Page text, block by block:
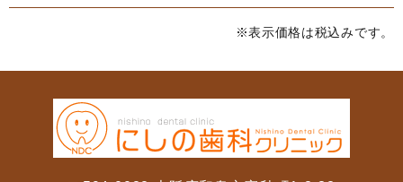
※表示価格は税込みです。